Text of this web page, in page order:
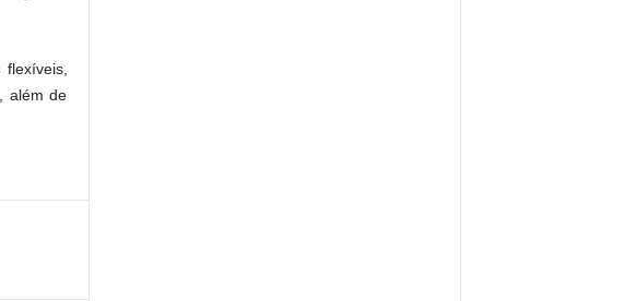
além de